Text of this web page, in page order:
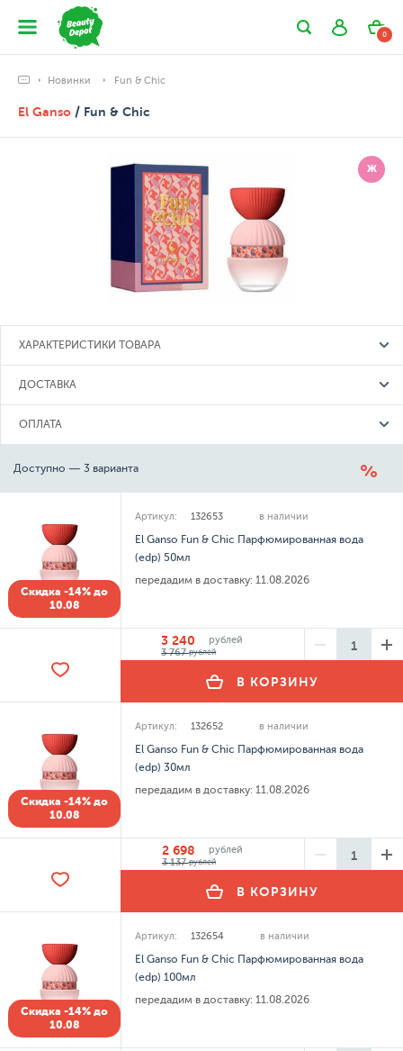
0
Новинки Fun & Chic
El Ganso / Fun & Chic
Ж
ХАРАКТЕРИСТИКИ ТОВАРА
ДОСТАВКА
ОПЛАТА
Доступно — 3 варианта
Скидка -14% до
10.08
Артикул: 132653 в наличии
El Ganso Fun & Chic Парфюмированная вода
(edp) 50мл
передадим в доставку: 11.08.2026
3 240
рублей
3 767рублей
В КОРЗИНУ
Скидка -14% до
10.08
Артикул: 132652 в наличии
El Ganso Fun & Chic Парфюмированная вода
(edp) 30мл
передадим в доставку: 11.08.2026
2 698
рублей
3 137рублей
В КОРЗИНУ
Скидка -14% до
10.08
Артикул: 132654 в наличии
El Ganso Fun & Chic Парфюмированная вода
(edp) 100мл
передадим в доставку: 11.08.2026